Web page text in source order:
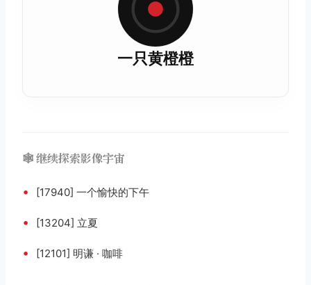
一只黄橙橙
🕸️ 继续探索影像宇宙
• [17940] 一个愉快的下午
• [13204] 立夏
• [12101] 明谦 · 咖啡